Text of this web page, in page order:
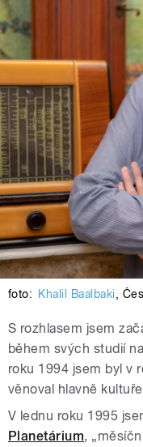
foto: Khalil Baalbaki,
S rozhlasem jsem
během svých studií
roku 1994 jsem byl v
věnoval hlavně
V lednu roku 1995
Planetárium,